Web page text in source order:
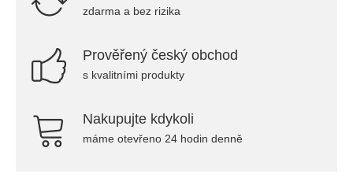
zdarma a bez rizika
Prověřený český obchod
s kvalitními produkty
Nakupujte kdykoli
máme otevřeno 24 hodin denně